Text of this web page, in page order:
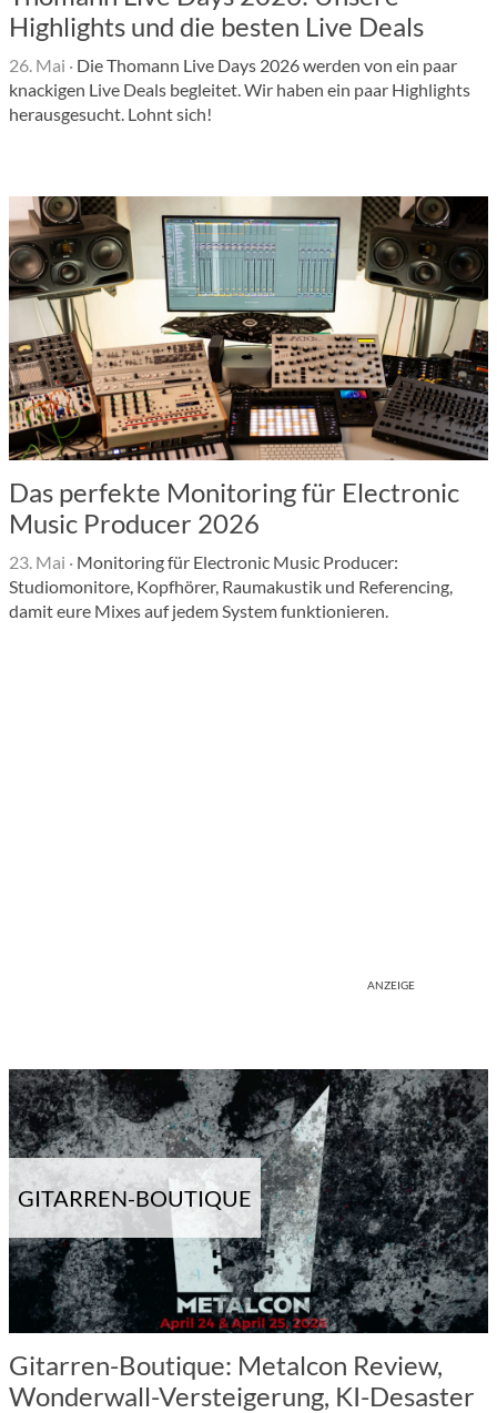
Highlights und die besten Live Deals
26. Mai · Die Thomann Live Days 2026 werden von ein paar
knackigen Live Deals begleitet. Wir haben ein paar Highlights
herausgesucht. Lohnt sich!
Das perfekte Monitoring für Electronic
Music Producer 2026
23. Mai · Monitoring für Electronic Music Producer:
Studiomonitore, Kopfhörer, Raumakustik und Referencing,
damit eure Mixes auf jedem System funktionieren.
ANZEIGE
GITARREN-BOUTIQUE
Gitarren-Boutique: Metalcon Review,
Wonderwall-Versteigerung, KI-Desaster